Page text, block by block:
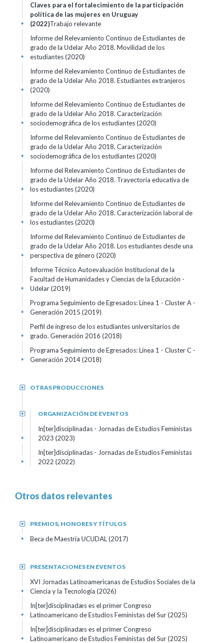
Claves para el fortalecimiento de la participación
política de las mujeres en Uruguay
(2022)Trabajo relevante
+
Informe del Relevamiento Continuo de Estudiantes de
grado de la Udelar Año 2018. Movilidad de los
estudiantes (2020)
+
Informe del Relevamiento Continuo de Estudiantes de
grado de la Udelar Año 2018. Estudiantes extranjeros
(2020)
+
Informe del Relevamiento Continuo de Estudiantes de
grado de la Udelar Año 2018. Caracterización
sociodemográfica de los estudiantes (2020)
+
Informe del Relevamiento Continuo de Estudiantes de
grado de la Udelar Año 2018. Caracterización
sociodemográfica de los estudiantes (2020)
+
Informe del Relevamiento Continuo de Estudiantes de
grado de la Udelar Año 2018. Trayectoria educativa de
los estudiantes (2020)
+
Informe del Relevamiento Continuo de Estudiantes de
grado de la Udelar Año 2018. Caracterización laboral de
los estudiantes (2020)
+
Informe del Relevamiento Continuo de Estudiantes de
grado de la Udelar Año 2018. Los estudiantes desde una
perspectiva de género (2020)
+
Informe Técnico Autoevaluación Institucional de la
Facultad de Humanidades y Ciencias de la Educación -
Udelar (2019)
+
Programa Seguimiento de Egresados: Línea 1 - Cluster A -
Generación 2015 (2019)
+
Perfil de ingreso de los estudiantes universitarios de
grado. Generación 2016 (2018)
+
Programa Seguimiento de Egresados: Línea 1 - Cluster C -
Generación 2014 (2018)
+
OTRAS PRODUCCIONES
+
ORGANIZACIÓN DE EVENTOS
+
In[ter]disciplinadas - Jornadas de Estudios Feministas
2023 (2023)
+
In[ter]disciplinadas - Jornadas de Estudios Feministas
2022 (2022)
+
Otros datos relevantes
PREMIOS, HONORES Y TÍTULOS
+
Beca de Maestría UCUDAL(2017)
+
PRESENTACIONES EN EVENTOS
+
XVI Jornadas Latinoamericanas de Estudios Sociales de la
Ciencia y la Tecnología (2026)
+
In[ter]disciplinadæs es el primer Congreso
Latinoamericano de Estudios Feministas del Sur(2025)
+
In[ter]disciplinadæs es el primer Congreso
Latinoamericano de Estudios Feministas del Sur(2025)
+